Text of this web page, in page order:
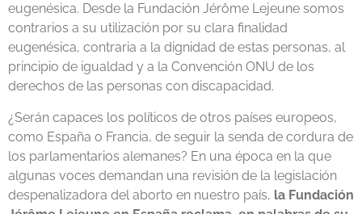
eugenésica. Desde la Fundación Jérôme Lejeune somos
contrarios a su utilización por su clara finalidad
eugenésica, contraria a la dignidad de estas personas, al
principio de igualdad y a la Convención ONU de los
derechos de las personas con discapacidad.
¿Serán capaces los políticos de otros países europeos,
como España o Francia, de seguir la senda de cordura de
los parlamentarios alemanes? En una época en la que
algunas voces demandan una revisión de la legislación
despenalizadora del aborto en nuestro país, la Fundación